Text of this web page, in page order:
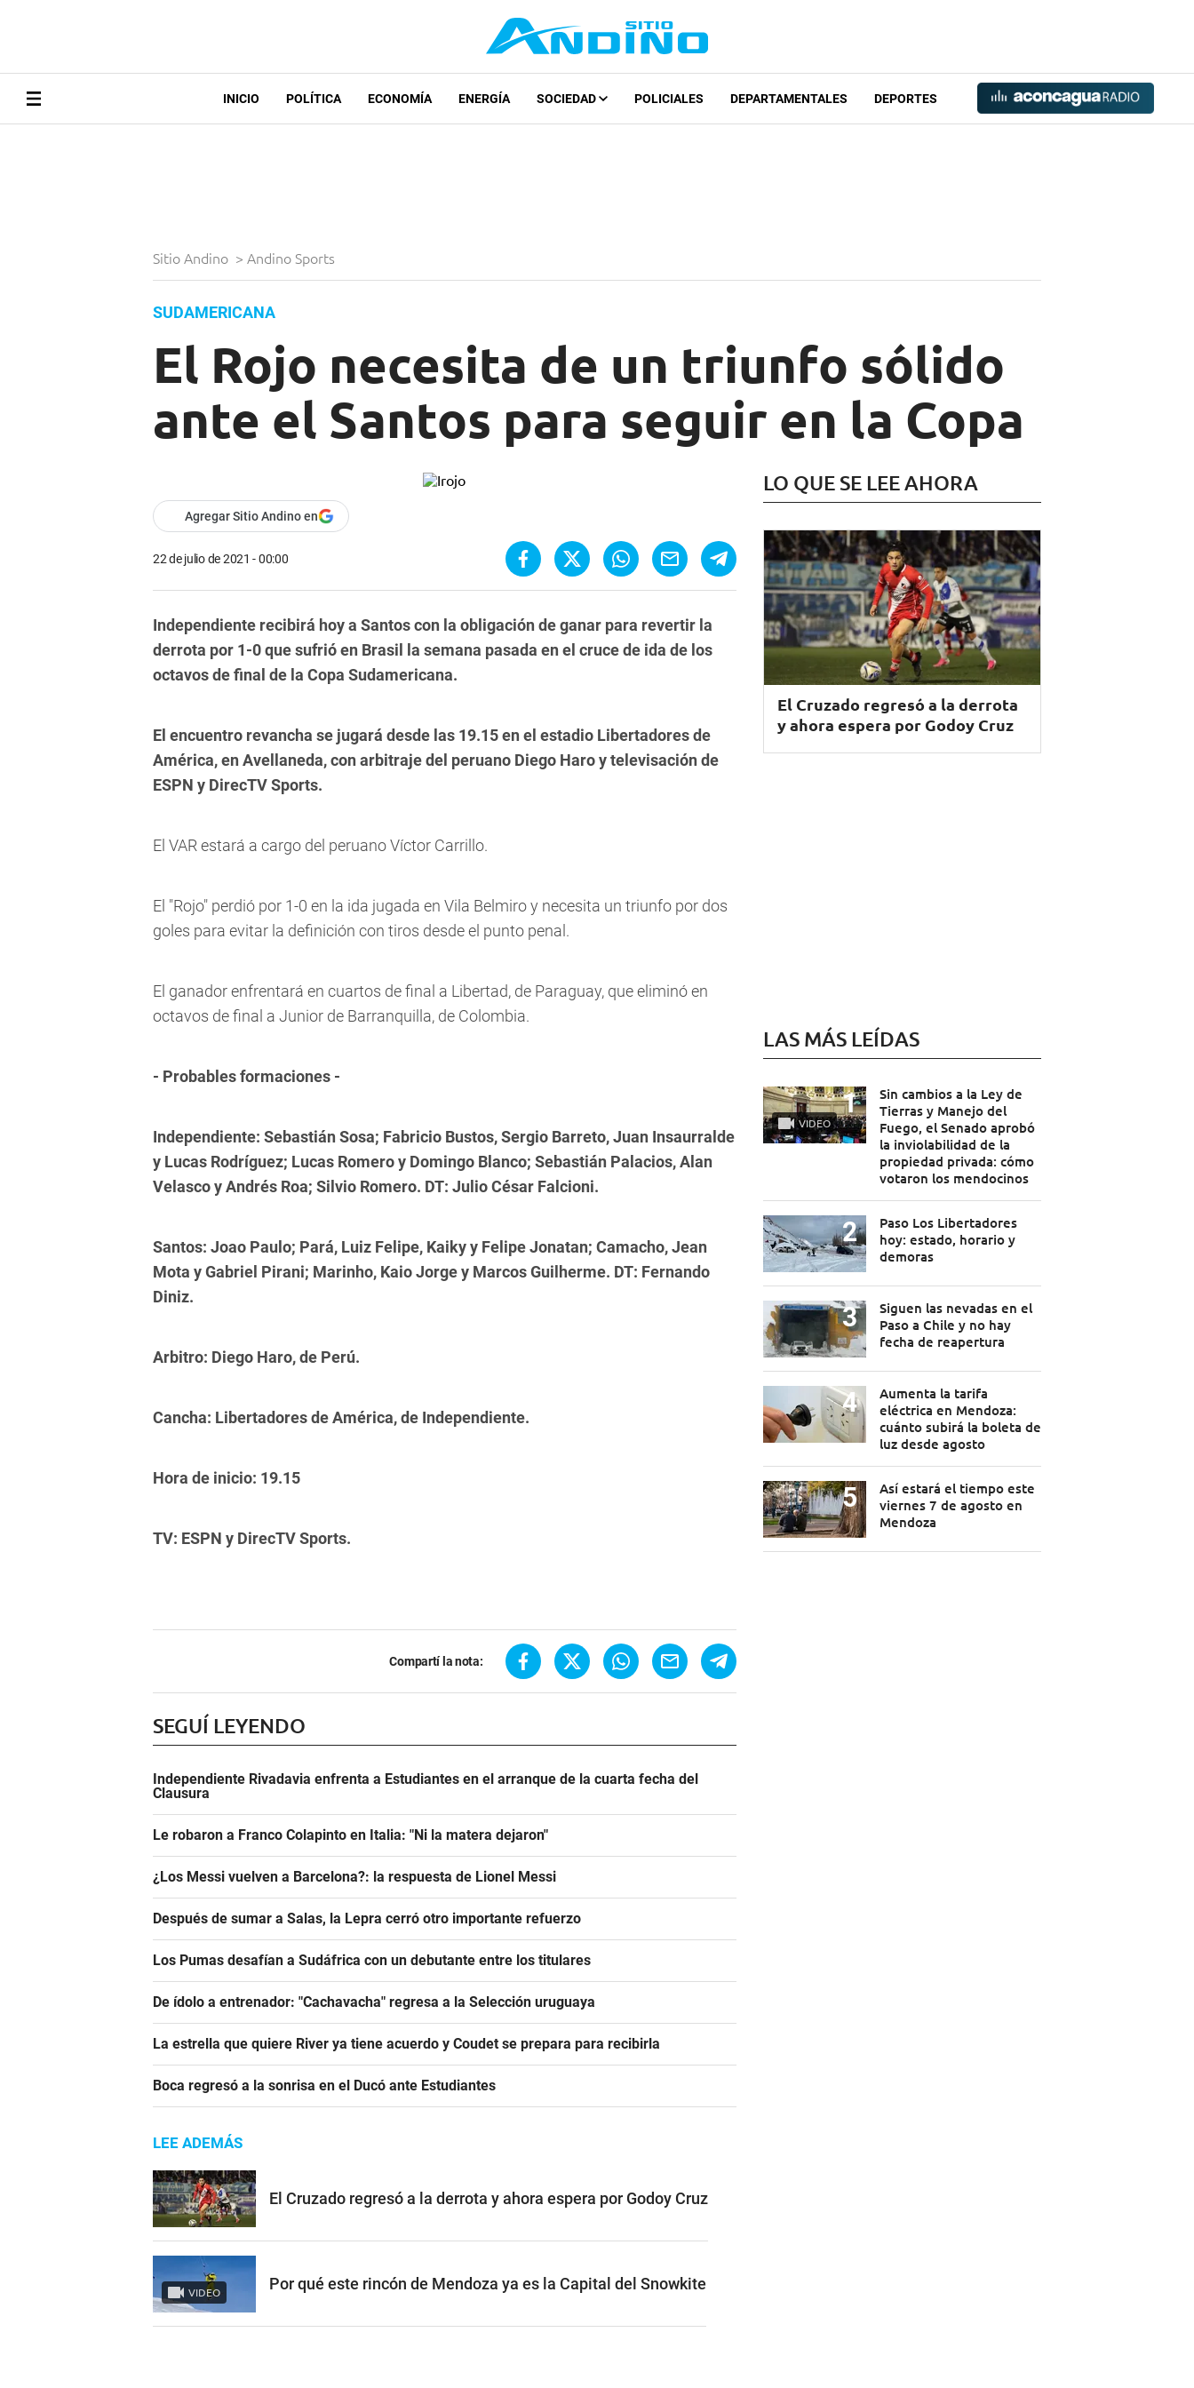
INICIO POLÍTICA ECONOMÍA ENERGÍA SOCIEDAD POLICIALES DEPARTAMENTALES DEPORTES
Sitio Andino > Andino Sports
SUDAMERICANA
El Rojo necesita de un triunfo sólido
ante el Santos para seguir en la Copa
Agregar Sitio Andino en
22 de julio de 2021 - 00:00
Independiente recibirá hoy a Santos con la obligación de ganar para revertir la
derrota por 1-0 que sufrió en Brasil la semana pasada en el cruce de ida de los
octavos de final de la Copa Sudamericana.
El encuentro revancha se jugará desde las 19.15 en el estadio Libertadores de
América, en Avellaneda, con arbitraje del peruano Diego Haro y televisación de
ESPN y DirecTV Sports.
El VAR estará a cargo del peruano Víctor Carrillo.
El "Rojo" perdió por 1-0 en la ida jugada en Vila Belmiro y necesita un triunfo por dos
goles para evitar la definición con tiros desde el punto penal.
El ganador enfrentará en cuartos de final a Libertad, de Paraguay, que eliminó en
octavos de final a Junior de Barranquilla, de Colombia.
- Probables formaciones -
Independiente: Sebastián Sosa; Fabricio Bustos, Sergio Barreto, Juan Insaurralde
y Lucas Rodríguez; Lucas Romero y Domingo Blanco; Sebastián Palacios, Alan
Velasco y Andrés Roa; Silvio Romero. DT: Julio César Falcioni.
Santos: Joao Paulo; Pará, Luiz Felipe, Kaiky y Felipe Jonatan; Camacho, Jean
Mota y Gabriel Pirani; Marinho, Kaio Jorge y Marcos Guilherme. DT: Fernando
Diniz.
Arbitro: Diego Haro, de Perú.
Cancha: Libertadores de América, de Independiente.
Hora de inicio: 19.15
TV: ESPN y DirecTV Sports.
Compartí la nota:
SEGUÍ LEYENDO
Independiente Rivadavia enfrenta a Estudiantes en el arranque de la cuarta fecha del
Clausura
Le robaron a Franco Colapinto en Italia: "Ni la matera dejaron"
¿Los Messi vuelven a Barcelona?: la respuesta de Lionel Messi
Después de sumar a Salas, la Lepra cerró otro importante refuerzo
Los Pumas desafían a Sudáfrica con un debutante entre los titulares
De ídolo a entrenador: "Cachavacha" regresa a la Selección uruguaya
La estrella que quiere River ya tiene acuerdo y Coudet se prepara para recibirla
Boca regresó a la sonrisa en el Ducó ante Estudiantes
LEE ADEMÁS
El Cruzado regresó a la derrota y ahora espera por Godoy Cruz
VIDEO Por qué este rincón de Mendoza ya es la Capital del Snowkite
LO QUE SE LEE AHORA
El Cruzado regresó a la derrota
y ahora espera por Godoy Cruz
LAS MÁS LEÍDAS
VIDEO
Sin cambios a la Ley de
Tierras y Manejo del
Fuego, el Senado aprobó
la inviolabilidad de la
propiedad privada: cómo
votaron los mendocinos
Paso Los Libertadores
hoy: estado, horario y
demoras
Siguen las nevadas en el
Paso a Chile y no hay
fecha de reapertura
Aumenta la tarifa
eléctrica en Mendoza:
cuánto subirá la boleta de
luz desde agosto
Así estará el tiempo este
viernes 7 de agosto en
Mendoza